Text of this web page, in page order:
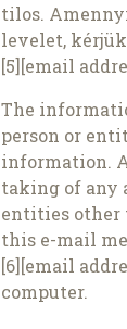
tilos.
levelet,
[5][email
The
person or
information.
taking of any
entities other
this e-mail
[6][email
computer.